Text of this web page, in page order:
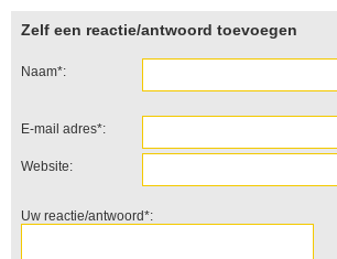
Zelf een reactie/antwoord toevoegen
Naam*:
E-mail adres*:
Website:
Uw reactie/antwoord*: